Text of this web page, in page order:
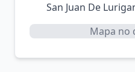
San Juan De
Mapa no